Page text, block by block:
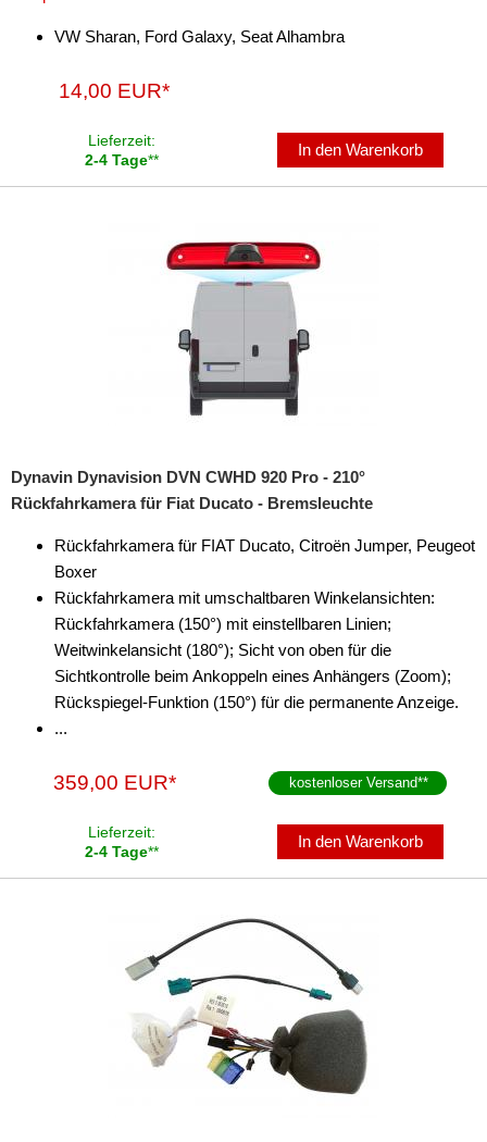
VW Sharan, Ford Galaxy, Seat Alhambra
14,00 EUR*
Lieferzeit:
2-4 Tage**
In den Warenkorb
Dynavin Dynavision DVN CWHD 920 Pro - 210°
Rückfahrkamera für Fiat Ducato - Bremsleuchte
Rückfahrkamera für FIAT Ducato, Citroën Jumper, Peugeot
Boxer
Rückfahrkamera mit umschaltbaren Winkelansichten:
Rückfahrkamera (150°) mit einstellbaren Linien;
Weitwinkelansicht (180°); Sicht von oben für die
Sichtkontrolle beim Ankoppeln eines Anhängers (Zoom);
Rückspiegel-Funktion (150°) für die permanente Anzeige.
...
359,00 EUR* kostenloser Versand**
Lieferzeit:
2-4 Tage**
In den Warenkorb